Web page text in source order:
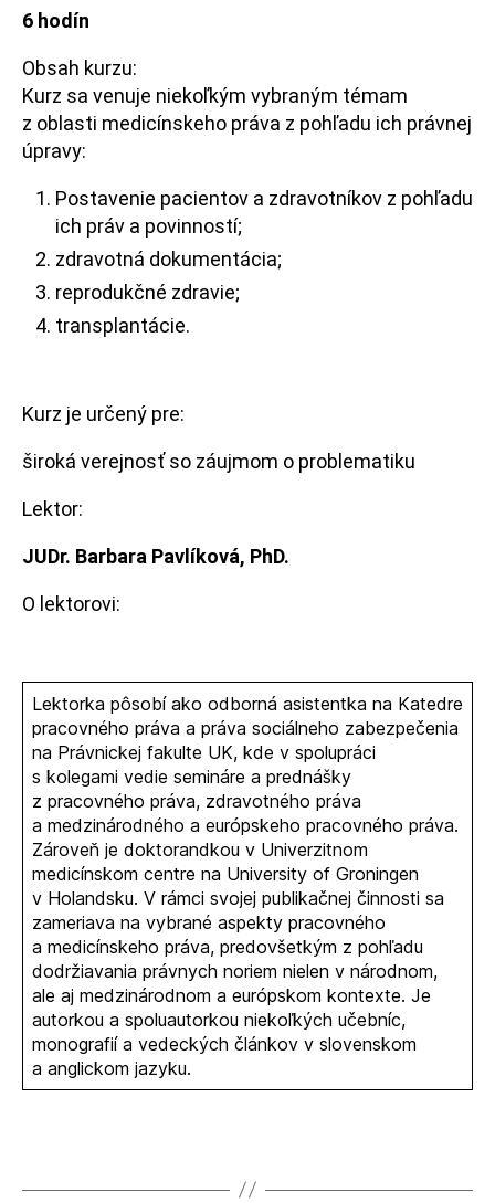
6 hodín
Obsah kurzu:
Kurz sa venuje niekoľkým vybraným témam
z oblasti medicínskeho práva z pohľadu ich právnej
úpravy:
Postavenie pacientov a zdravotníkov z pohľadu
ich práv a povinností;
zdravotná dokumentácia;
reprodukčné zdravie;
transplantácie.
Kurz je určený pre:
široká verejnosť so záujmom o problematiku
Lektor:
JUDr. Barbara Pavlíková, PhD.
O lektorovi:
Lektorka pôsobí ako odborná asistentka na Katedre
pracovného práva a práva sociálneho zabezpečenia
na Právnickej fakulte UK, kde v spolupráci
s kolegami vedie semináre a prednášky
z pracovného práva, zdravotného práva
a medzinárodného a európskeho pracovného práva.
Zároveň je doktorandkou v Univerzitnom
medicínskom centre na University of Groningen
v Holandsku. V rámci svojej publikačnej činnosti sa
zameriava na vybrané aspekty pracovného
a medicínskeho práva, predovšetkým z pohľadu
dodržiavania právnych noriem nielen v národnom,
ale aj medzinárodnom a európskom kontexte. Je
autorkou a spoluautorkou niekoľkých učebníc,
monografií a vedeckých článkov v slovenskom
a anglickom jazyku.